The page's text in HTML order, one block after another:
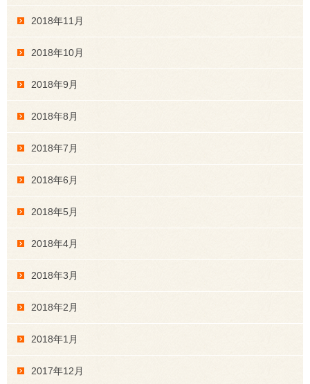
2018年11月
2018年10月
2018年9月
2018年8月
2018年7月
2018年6月
2018年5月
2018年4月
2018年3月
2018年2月
2018年1月
2017年12月